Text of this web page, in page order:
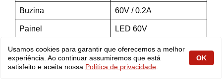
Buzina 60V / 0.2A
Painel LED 60V
Usamos cookies para garantir que oferecemos a melhor
experiência. Ao continuar assumiremos que está
satisfeito e aceita nossa Política de privacidade
OK